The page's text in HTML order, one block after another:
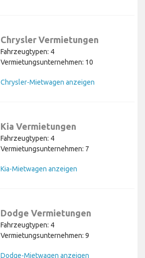
Chrysler Vermietungen
Fahrzeugtypen: 4
Vermietungsunternehmen: 10
Chrysler-Mietwagen anzeigen
Kia Vermietungen
Fahrzeugtypen: 4
Vermietungsunternehmen: 7
Kia-Mietwagen anzeigen
Dodge Vermietungen
Fahrzeugtypen: 4
Vermietungsunternehmen: 9
Dodge-Mietwagen anzeigen